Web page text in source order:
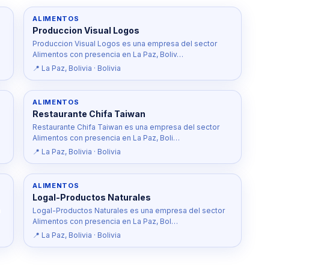
ALIMENTOS
Produccion Visual Logos
Produccion Visual Logos es una empresa del sector
Alimentos con presencia en La Paz, Boliv…
📍 La Paz, Bolivia · Bolivia
ALIMENTOS
Restaurante Chifa Taiwan
Restaurante Chifa Taiwan es una empresa del sector
Alimentos con presencia en La Paz, Boli…
📍 La Paz, Bolivia · Bolivia
ALIMENTOS
Logal-Productos Naturales
Logal-Productos Naturales es una empresa del sector
Alimentos con presencia en La Paz, Bol…
📍 La Paz, Bolivia · Bolivia